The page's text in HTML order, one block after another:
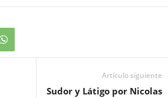
Artículo siguiente
Sudor y Látigo por Nicolas